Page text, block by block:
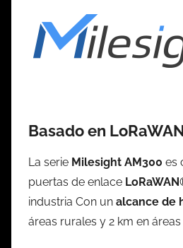
Basado en
La serie Milesight AM300 es
puertas de enlace
industria Con un alcance de
áreas rurales y 2 km en